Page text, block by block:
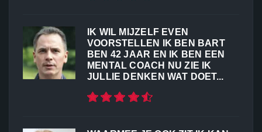
IK WIL MIJZELF EVEN
VOORSTELLEN IK BEN BART
BEN 42 JAAR EN IK BEN EEN
MENTAL COACH NU ZIE IK
JULLIE DENKEN WAT DOET...